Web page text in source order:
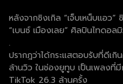
หลังจากซิงเกิล “เจ็บเหน็บแอว”
“เบนซ์ เมืองเลย” ศิลปินไทดอ
.
ปรากฎว่าได้กระแสตอบรับที่ดีเกิ
ล้านวิว ในช่องยูทูบ เป็นเพลงที่
TikTok 26.3 ล้านครั้ง